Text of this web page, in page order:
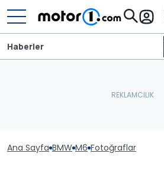
Haberler
Ana Sayfa BMW M6 Fotoğraflar